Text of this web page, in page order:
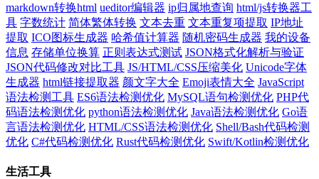
markdown转换html ueditor编辑器 ip归属地查询 html/js转换器工
具 字数统计 简体繁体转换 文本去重 文本重复项提取 IP地址
提取 ICO图标生成器 哈希值计算器 随机密码生成器 我的设备
信息 存储单位换算 正则表达式测试 JSON格式化解析与验证
JSON代码修改对比工具 JS/HTML/CSS压缩美化 Unicode字体
生成器 html链接提取器 颜文字大全 Emoji表情大全 JavaScript
语法检测工具 ES6语法检测优化 MySQL语句检测优化 PHP代
码语法检测优化 python语法检测优化 Java语法检测优化 Go语
言语法检测优化 HTML/CSS语法检测优化 Shell/Bash代码检测
优化 C#代码检测优化 Rust代码检测优化 Swift/Kotlin检测优化
生活工具